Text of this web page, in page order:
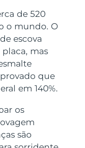
de 520
o mundo. O
escova
mas
que
em 140%.
os
são
the-go
device
therapy
oral
toothbrush
LED
prevista8/15/26
prevista
prevista
prevista8/9/26
prevista
prevista